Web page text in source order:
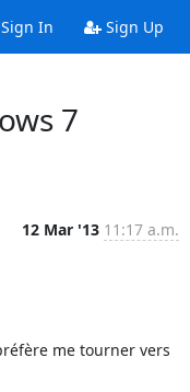
In Sign Up
7
12 Mar '13 11:17 a.m.
me tourner vers